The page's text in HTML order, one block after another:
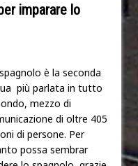
imparare lo
è la seconda
più parlata in tutto
mezzo di
di oltre 405
di persone. Per
possa sembrar